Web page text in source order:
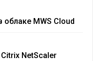
MWS Cloud
NetScaler